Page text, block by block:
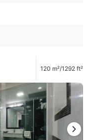
120 m²/1292 ft²